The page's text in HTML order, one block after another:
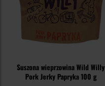
Suszona wieprzowina Wild Willy
Pork Jerky Papryka 100 g